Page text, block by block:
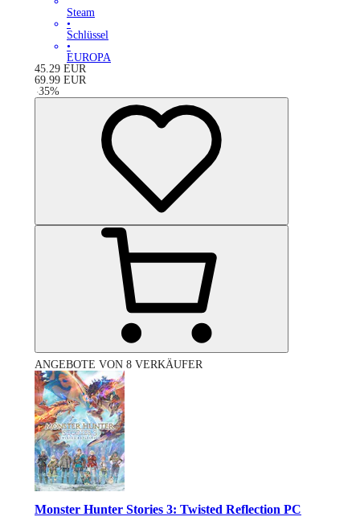
Steam
•
Schlüssel
•
EUROPA
45.29 EUR
69.99 EUR
-35%
ANGEBOTE VON 8 VERKÄUFER
Monster Hunter Stories 3: Twisted Reflection PC